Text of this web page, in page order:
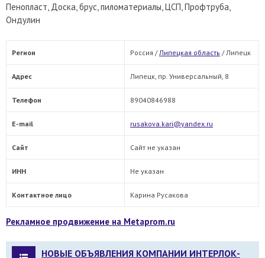
Пенопласт, Доска, брус, пиломатериалы, ЦСП, Профтруба,
Ондулин
Регион Россия / Липецкая область / Липецк
Адрес Липецк, пр. Универсальный, 8
Телефон 89040846988
E-mail rusakova.kari@yandex.ru
Сайт Сайт не указан
ИНН Не указан
Контактное лицо Карина Русакова
Рекламное продвижение на Metaprom.ru
НОВЫЕ ОБЪЯВЛЕНИЯ КОМПАНИИ ИНТЕРЛОК-